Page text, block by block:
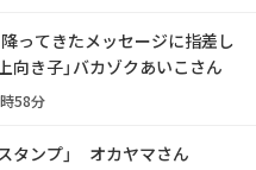
ってきたメッセージに指差し
向き子」バカゾクあいこさん
58分
タンプ」 オカヤマさん